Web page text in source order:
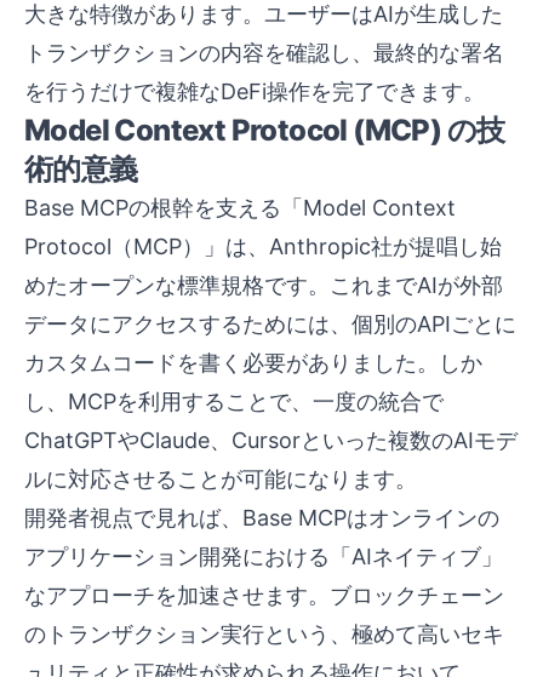
大きな特徴があります。ユーザーはAIが生成した
トランザクションの内容を確認し、最終的な署名
を行うだけで複雑なDeFi操作を完了できます。
Model Context Protocol (MCP) の技
術的意義
Base MCPの根幹を支える「Model Context
Protocol（MCP）」は、Anthropic社が提唱し始
めたオープンな標準規格です。これまでAIが外部
データにアクセスするためには、個別のAPIごとに
カスタムコードを書く必要がありました。しか
し、MCPを利用することで、一度の統合で
ChatGPTやClaude、Cursorといった複数のAIモデ
ルに対応させることが可能になります。
開発者視点で見れば、Base MCPはオンラインの
アプリケーション開発における「AIネイティブ」
なアプローチを加速させます。ブロックチェーン
のトランザクション実行という、極めて高いセキ